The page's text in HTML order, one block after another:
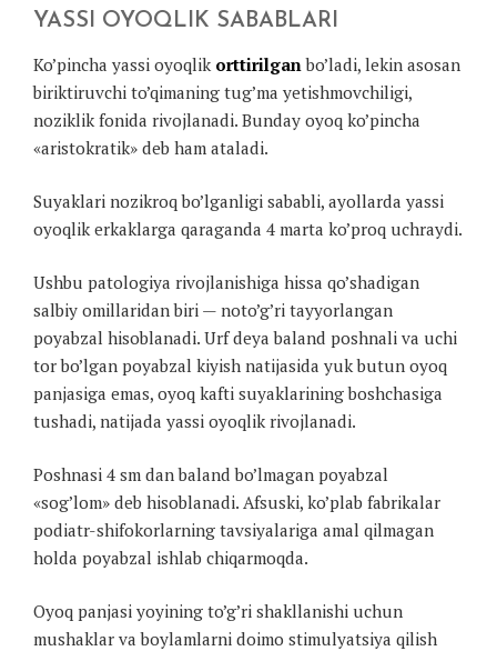
YASSI OYOQLIK SABABLARI
Ko’pincha yassi oyoqlik orttirilganbo’ladi, lekin asosan
biriktiruvchi to’qimaning tug’ma yetishmovchiligi,
noziklik fonida rivojlanadi. Bunday oyoq ko’pincha
«aristokratik» deb ham ataladi.
Suyaklari nozikroq bo’lganligi sababli, ayollarda yassi
oyoqlik erkaklarga qaraganda 4 marta ko’proq uchraydi.
Ushbu patologiya rivojlanishiga hissa qo’shadigan
salbiy omillaridan biri — noto’g’ri tayyorlangan
poyabzal hisoblanadi. Urf deya baland poshnali va uchi
tor bo’lgan poyabzal kiyish natijasida yuk butun oyoq
panjasiga emas, oyoq kafti suyaklarining boshchasiga
tushadi, natijada yassi oyoqlik rivojlanadi.
Poshnasi 4 sm dan baland bo’lmagan poyabzal
«sog’lom» deb hisoblanadi. Afsuski, ko’plab fabrikalar
podiatr-shifokorlarning tavsiyalariga amal qilmagan
holda poyabzal ishlab chiqarmoqda.
Oyoq panjasi yoyining to’g’ri shakllanishi uchun
mushaklar va boylamlarni doimo stimulyatsiya qilish